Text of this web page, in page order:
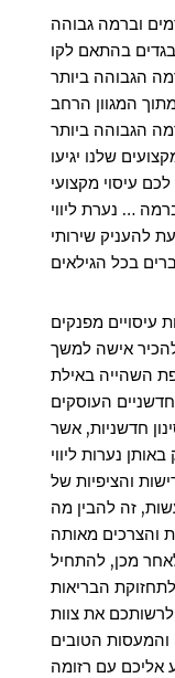
בהתאם לקו
המגוון הרחב
הגבוהה ביותר
שלנו יגיעו
עיסוי מקצועי
… נערת ליווי
להעניק שירותי
עיסויים מפנקים
אישה למשך
העוסקים
חדשניות, אשר
נערות ליווי
והציפיות של
זה להבין מה
והצרכים מאותה
לאחר מכן, להתחיל
הבריאות
את צוות
הטובים
עם רזומה